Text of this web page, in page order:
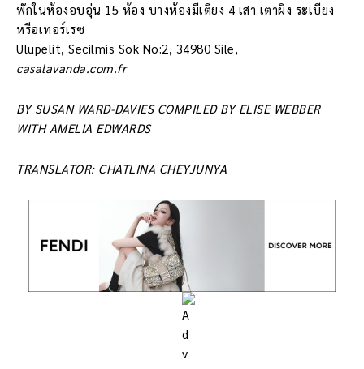
พักในห้องอบอุ่น 15 ห้อง บางห้องมีเตียง 4 เสา เตาผิง ระเบียง
หรือเทอร์เรซ
Ulupelit, Secilmis Sok No:2, 34980 Sile,
casalavanda.com.fr
BY SUSAN WARD-DAVIES COMPILED BY ELISE WEBBER
WITH AMELIA EDWARDS
TRANSLATOR: CHATLINA CHEYJUNYA